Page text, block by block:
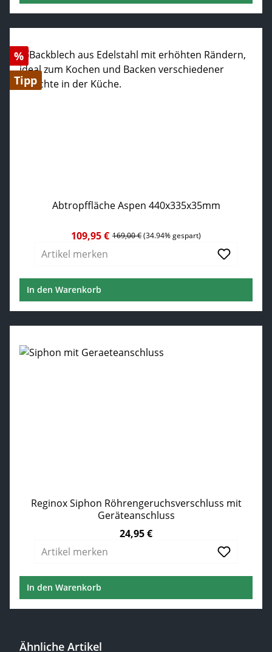
Rabatt
%
Tipp
Abtropffläche Aspen 440x335x35mm
Verkaufspreis:109,95 € Regulärer Preis:
169,00 €(34.94% gespart)
Artikel merken
In den Warenkorb
Reginox Siphon Röhrengeruchsverschluss mit
Geräteanschluss
24,95 €
Artikel merken
In den Warenkorb
Ähnliche Artikel